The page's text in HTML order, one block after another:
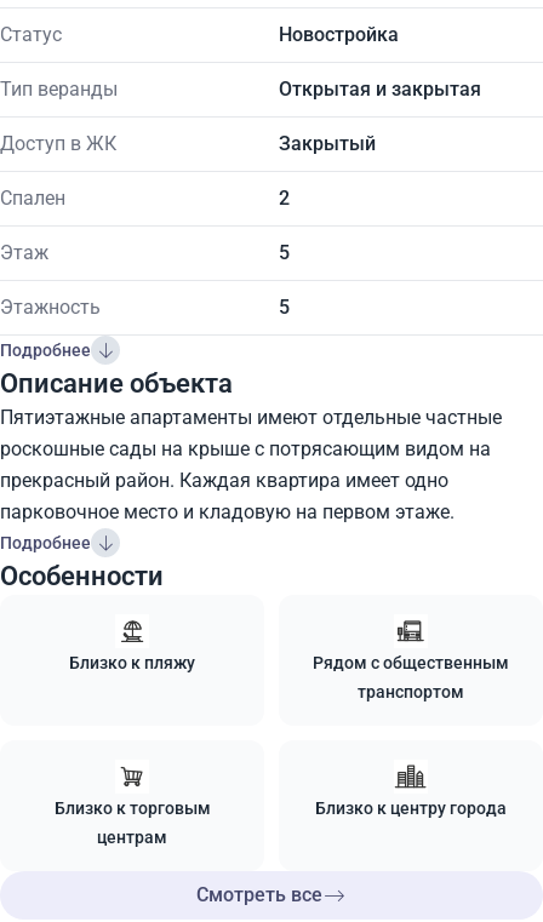
Статус Новостройка
Тип веранды Открытая и закрытая
Доступ в ЖК Закрытый
Спален 2
Этаж 5
Этажность 5
Подробнее
Описание объекта
Пятиэтажные апартаменты имеют отдельные частные
роскошные сады на крыше с потрясающим видом на
прекрасный район. Каждая квартира имеет одно
парковочное место и кладовую на первом этаже.
Подробнее
Особенности
Близко к пляжу
Рядом с общественным
транспортом
Близко к торговым
центрам
Близко к центру города
Смотреть все